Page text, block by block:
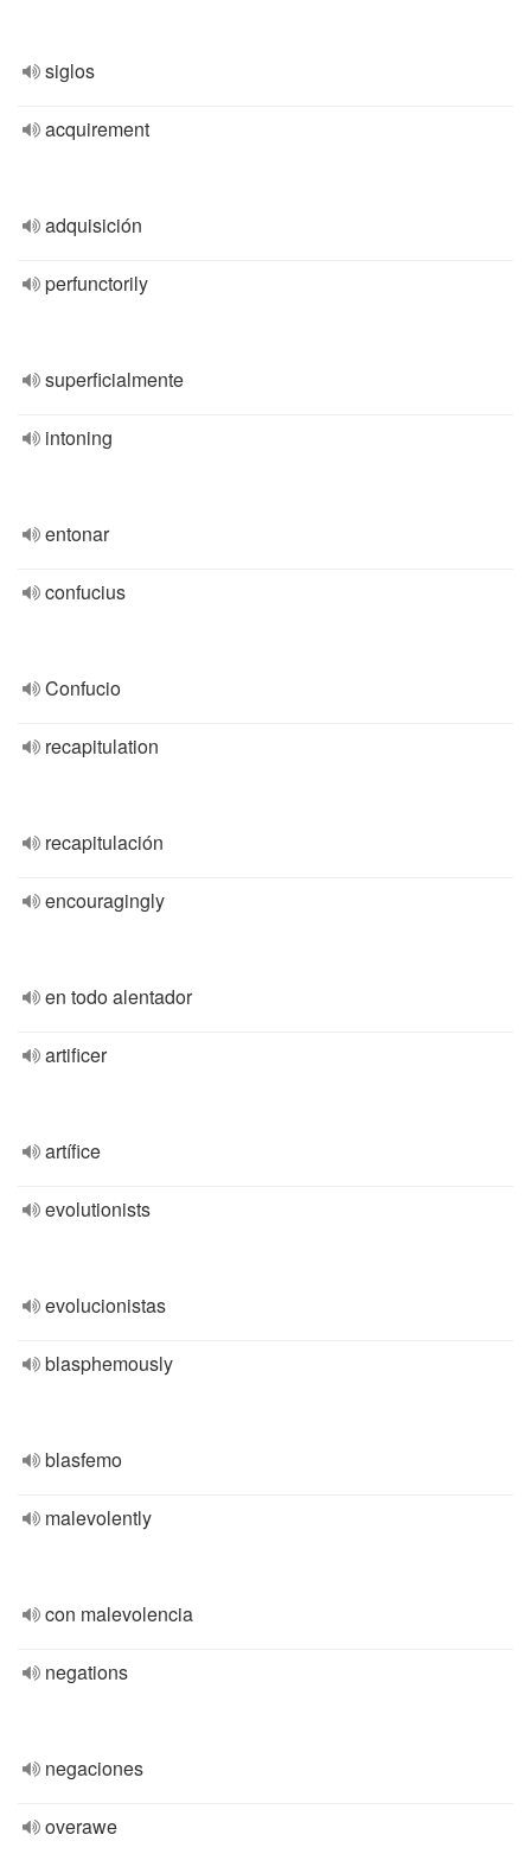
siglos
acquirement
adquisición
perfunctorily
superficialmente
intoning
entonar
confucius
Confucio
recapitulation
recapitulación
encouragingly
en todo alentador
artificer
artífice
evolutionists
evolucionistas
blasphemously
blasfemo
malevolently
con malevolencia
negations
negaciones
overawe